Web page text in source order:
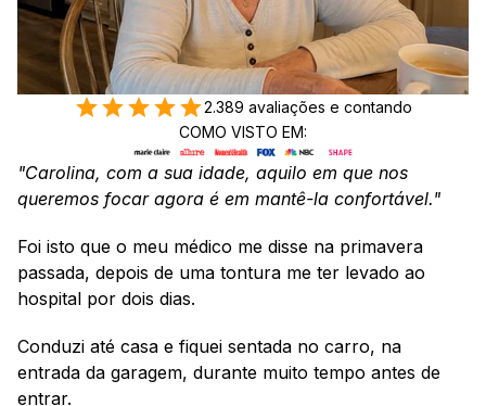
2.389 avaliações e contando
COMO VISTO EM:
"Carolina, com a sua idade, aquilo em que nos
queremos focar agora é em mantê-la confortável."
Foi isto que o meu médico me disse na primavera
passada, depois de uma tontura me ter levado ao
hospital por dois dias.
Conduzi até casa e fiquei sentada no carro, na
entrada da garagem, durante muito tempo antes de
entrar.